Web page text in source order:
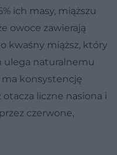
ich masy, miąższu
owoce zawierają
kwaśny miąższ, który
ulega naturalnemu
konsystencję
liczne nasiona i
czerwone,